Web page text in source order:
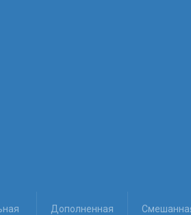
Дополненная